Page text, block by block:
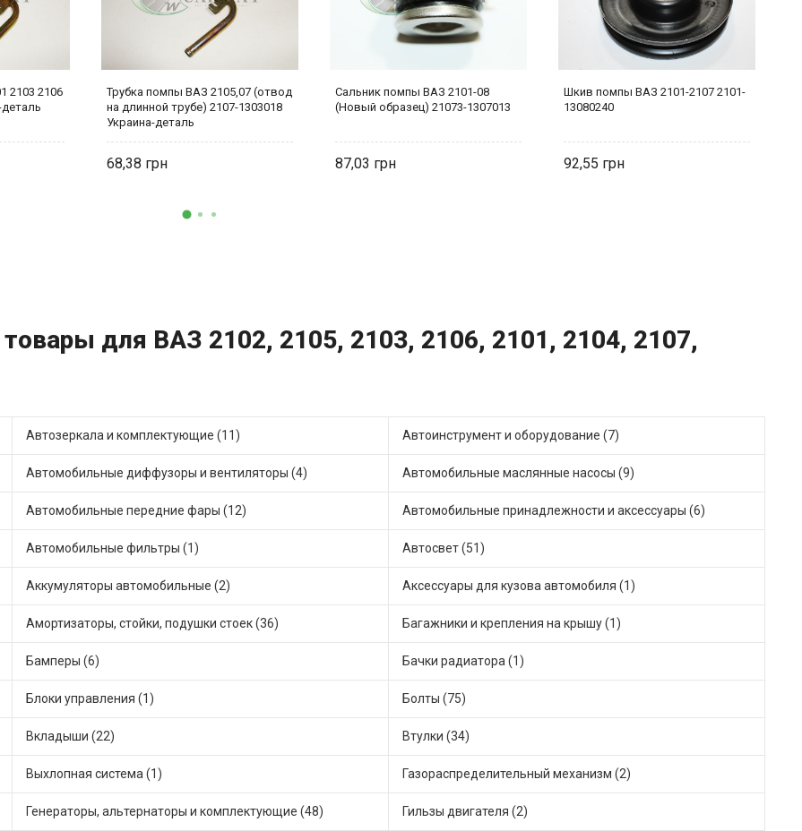
2103 2106
Трубка помпы ВАЗ 2105,07 (отвод
на длинной трубе) 2107-1303018
Украина-деталь
68,38
Сальник помпы ВАЗ 2101-08
(Новый образец) 21073-1307013
87,03
Шкив помпы ВАЗ 2101-2107 2101-
13080240
92,55
товары для ВАЗ 2102, 2105, 2103, 2106, 2101, 2104, 2107,
Автозеркала и комплектующие (11) Автоинструмент и оборудование (7)
Автомобильные диффузоры и вентиляторы (4) Автомобильные маслянные насосы (9)
Автомобильные передние фары (12) Автомобильные принадлежности и аксессуары (6)
Автомобильные фильтры (1) Автосвет (51)
Аккумуляторы автомобильные (2) Аксессуары для кузова автомобиля (1)
Амортизаторы, стойки, подушки стоек (36) Багажники и крепления на крышу (1)
Бамперы (6) Бачки радиатора (1)
Блоки управления (1) Болты (75)
Вкладыши (22) Втулки (34)
Выхлопная система (1) Газораспределительный механизм (2)
Генераторы, альтернаторы и комплектующие (48) Гильзы двигателя (2)